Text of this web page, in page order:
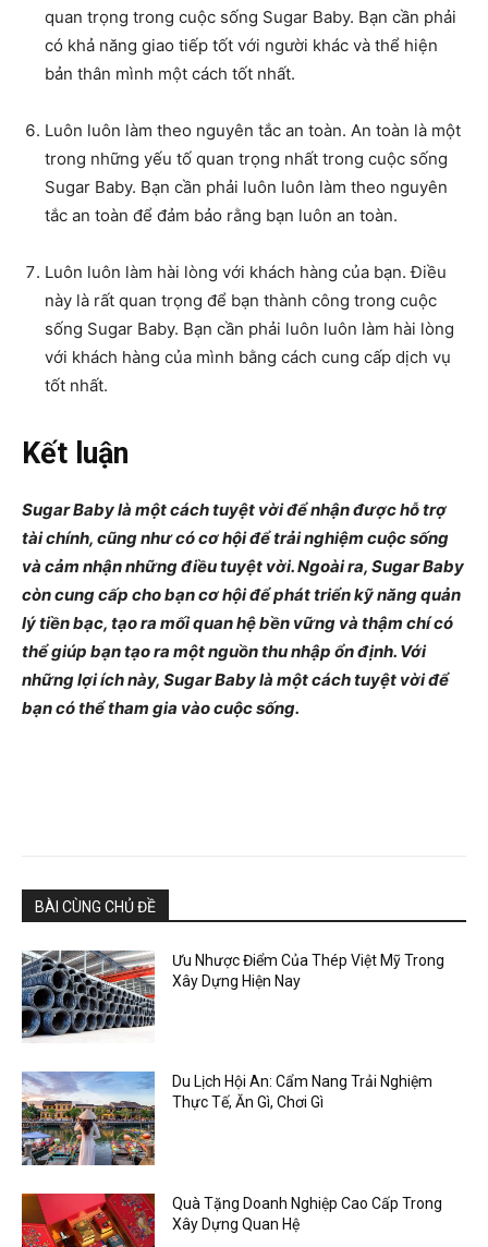
quan trọng trong cuộc sống Sugar Baby. Bạn cần phải
có khả năng giao tiếp tốt với người khác và thể hiện
bản thân mình một cách tốt nhất.
Luôn luôn làm theo nguyên tắc an toàn. An toàn là một
trong những yếu tố quan trọng nhất trong cuộc sống
Sugar Baby. Bạn cần phải luôn luôn làm theo nguyên
tắc an toàn để đảm bảo rằng bạn luôn an toàn.
Luôn luôn làm hài lòng với khách hàng của bạn. Điều
này là rất quan trọng để bạn thành công trong cuộc
sống Sugar Baby. Bạn cần phải luôn luôn làm hài lòng
với khách hàng của mình bằng cách cung cấp dịch vụ
tốt nhất.
Kết luận
Sugar Baby là một cách tuyệt vời để nhận được hỗ trợ
tài chính, cũng như có cơ hội để trải nghiệm cuộc sống
và cảm nhận những điều tuyệt vời. Ngoài ra, Sugar Baby
còn cung cấp cho bạn cơ hội để phát triển kỹ năng quản
lý tiền bạc, tạo ra mối quan hệ bền vững và thậm chí có
thể giúp bạn tạo ra một nguồn thu nhập ổn định. Với
những lợi ích này, Sugar Baby là một cách tuyệt vời để
bạn có thể tham gia vào cuộc sống.
BÀI CÙNG CHỦ ĐỀ
Ưu Nhược Điểm Của Thép Việt Mỹ Trong
Xây Dựng Hiện Nay
Du Lịch Hội An: Cẩm Nang Trải Nghiệm
Thực Tế, Ăn Gì, Chơi Gì
Quà Tặng Doanh Nghiệp Cao Cấp Trong
Xây Dựng Quan Hệ